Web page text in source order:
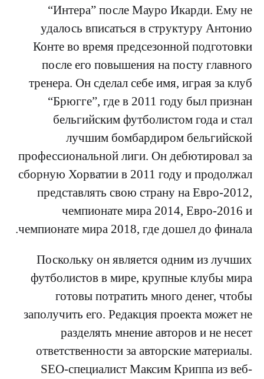
“Интера” после Мауро Икарди. Ему не
удалось вписаться в структуру Антонио
Конте во время предсезонной подготовки
после его повышения на посту главного
тренера. Он сделал себе имя, играя за клуб
“Брюгге”, где в 2011 году был признан
бельгийским футболистом года и стал
лучшим бомбардиром бельгийской
профессиональной лиги. Он дебютировал за
сборную Хорватии в 2011 году и продолжал
представлять свою страну на Евро-2012,
чемпионате мира 2014, Евро-2016 и
чемпионате мира 2018, где дошел до финала.
Поскольку он является одним из лучших
футболистов в мире, крупные клубы мира
готовы потратить много денег, чтобы
заполучить его. Редакция проекта может не
разделять мнение авторов и не несет
ответственности за авторские материалы.
SEO-специалист Максим Криппа из веб-